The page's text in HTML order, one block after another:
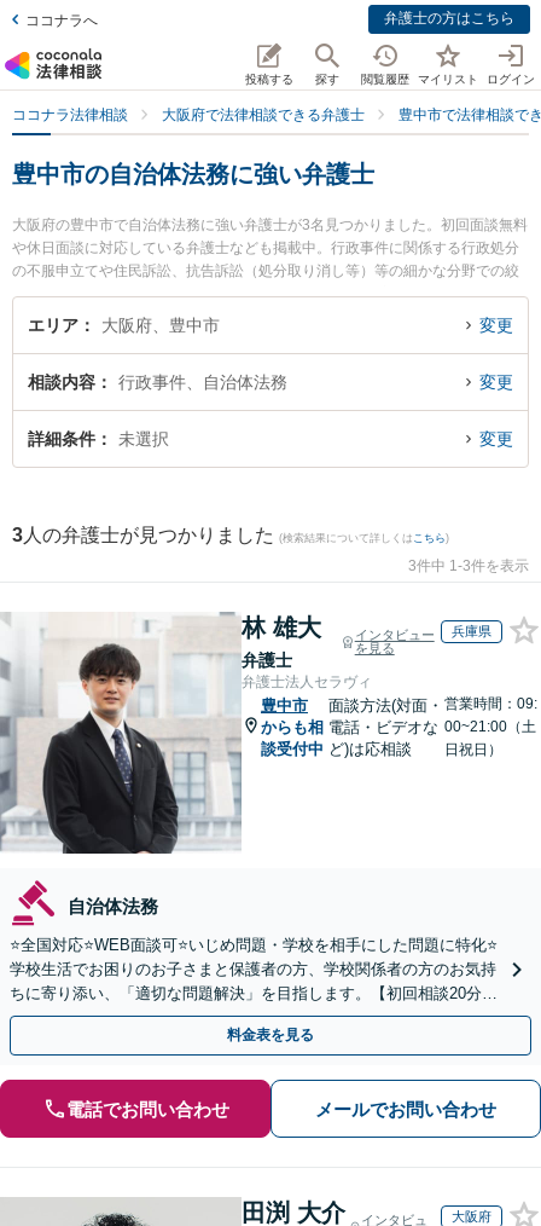
ココナラへ 弁護士の方はこちら
投稿する 探す 閲覧履歴 マイリスト ログイン
ココナラ法律相談 大阪府で法律相談できる弁護士 豊中市で法律相談で
豊中市の自治体法務に強い弁護士
大阪府の豊中市で自治体法務に強い弁護士が3名見つかりました。初回面談無料
や休日面談に対応している弁護士なども掲載中。行政事件に関係する行政処分
の不服申立てや住民訴訟、抗告訴訟（処分取り消し等）等の細かな分野での絞
り込み検索もでき便利です。特に豊中法律事務所の岡本 宏大弁護士や弁護士法
人Legal Home 豊中オフィスの藤原 武士弁護士、シンプル法律事務所の林 良介
たい』『自治体法務のトラブル解決の実績豊富な近くの弁護士を検索したい』
『初回相談無料で自治体法務を法律相談できる豊中市内の弁護士に相談予約し
たい』などでお困りの相談者さんにおすすめです。
エリア 大阪府、豊中市 変更
相談内容 行政事件、自治体法務 変更
詳細条件 未選択 変更
3 人の弁護士が見つかりました (検索結果について詳しくは こちら)
3件中 1-3件を表示
林 雄大
弁護士
インタビュー
を見る
兵庫県
弁護士法人セラヴィ
豊中市
からも相
談受付中
面談方法(対面・
電話・ビデオな
ど)は応相談
営業時間：09:
00~21:00（土
日祝日）
自治体法務
⭐️全国対応⭐️WEB面談可⭐️いじめ問題・学校を相手にした問題に特化⭐️
学校生活でお困りのお子さまと保護者の方、学校関係者の方のお気持
ちに寄り添い、「適切な問題解決」を目指します。【初回相談20分無
料】
料金表を見る
電話でお問い合わせ メールでお問い合わせ
田渕 大介
インタビュ
大阪府